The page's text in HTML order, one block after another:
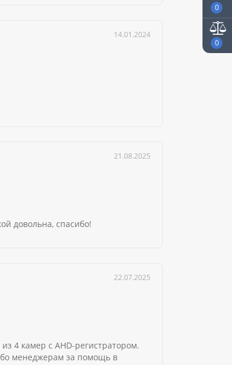
0
0
14.01.2024
21.08.2025
довольна, спасибо!
22.07.2025
4 камер с AHD-регистратором.
менеджерам за помощь в